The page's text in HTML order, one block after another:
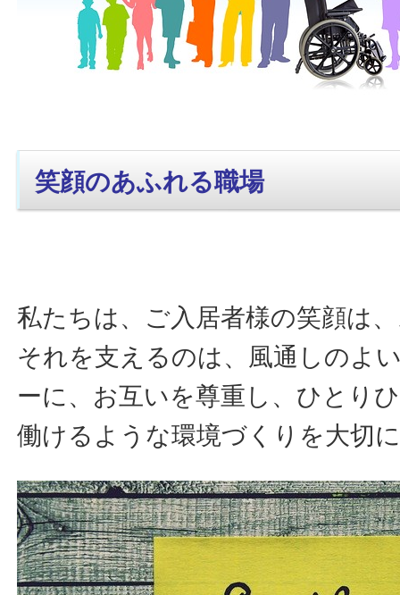
笑顔のあふれる職場
私たちは、ご入居者様の笑顔は
それを支えるのは、風通しのよ
ーに、お互いを尊重し、ひとり
働けるような環境づくりを大切